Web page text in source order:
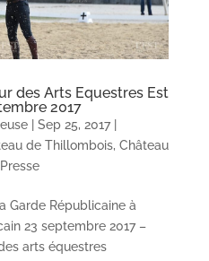
des Arts Equestres Est
2017
| Sep 25, 2017|
de Thillombois, Château
Garde Républicaine à
23 septembre 2017 –
arts équestres